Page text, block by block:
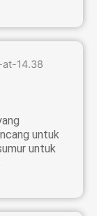
untuk
untuk